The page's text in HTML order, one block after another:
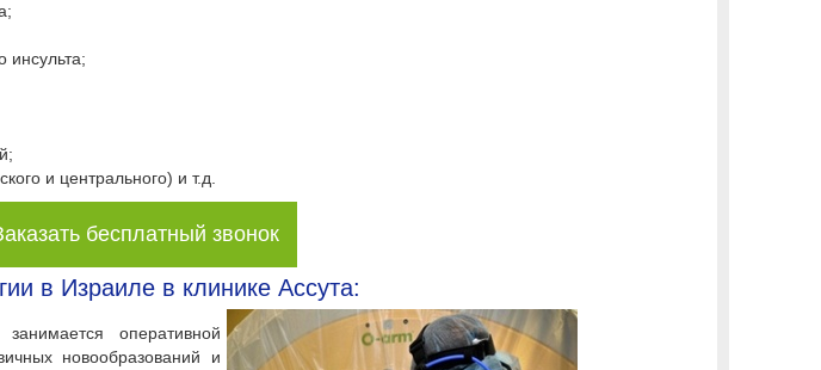
инсульта;
и центрального) и т.д.
бесплатный звонок
в Израиле в клинике Ассута:
занимается оперативной
новообразований и